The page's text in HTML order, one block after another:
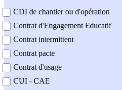
CDI de chantier ou d'opération
Contrat d'Engagement Educatif
Contrat intermittent
Contrat pacte
Contrat d'usage
CUI - CAE